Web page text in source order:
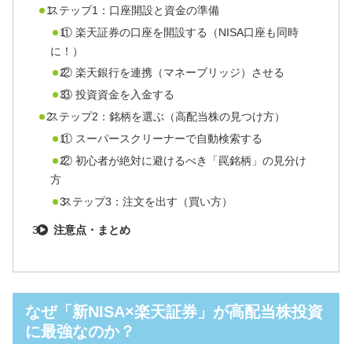
ステップ1：口座開設と資金の準備
① 楽天証券の口座を開設する（NISA口座も同時
に！）
② 楽天銀行を連携（マネーブリッジ）させる
③ 投資資金を入金する
ステップ2：銘柄を選ぶ（高配当株の見つけ方）
① スーパースクリーナーで自動検索する
② 初心者が絶対に避けるべき「罠銘柄」の見分け
方
ステップ3：注文を出す（買い方）
注意点・まとめ
なぜ「新NISA×楽天証券」が高配当株投資
に最強なのか？